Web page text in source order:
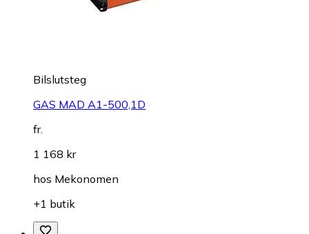
Bilslutsteg
GAS MAD A1-500,1D
fr.
1 168 kr
hos Mekonomen
+1 butik